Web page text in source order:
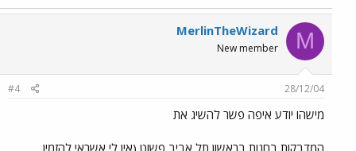
M
MerlinTheWizard
New member
28/12/04
#4
מישהו יודע איפה פשר להשיג את
המדבקות בחנות בראשון תל אביב פשוט (אין לי אשראי להזמין